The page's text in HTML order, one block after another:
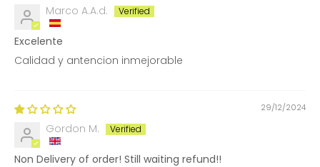
Marco A.A.d.
Excelente
Calidad y antencion inmejorable
29/12/2024
Gordon M.
Non Delivery of order! Still waiting refund!!